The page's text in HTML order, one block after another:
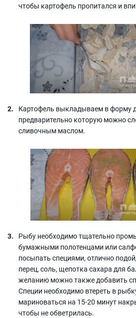
чтобы картофель пропитался и
Картофель выкладываем в форму
предварительно которую можно
сливочным маслом.
Рыбу необходимо тщательно
бумажными полотенцами или
посыпать специями, отлично
перец, соль, щепотка сахара для
желанию можно также добавить
Специи необходимо втереть в
мариноваться на 15-20 минут
чтобы не обветрилась.